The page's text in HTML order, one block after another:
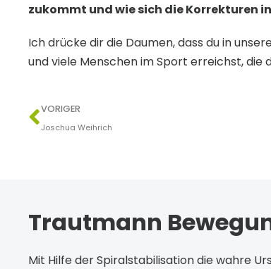
zukommt und wie sich die Korrekturen
Ich drücke dir die Daumen, dass du in
und viele Menschen im Sport erreichst, die
VORIGER
Joschua Weihrich
Trautmann
Mit Hilfe der Spiralstabilisation die wahre